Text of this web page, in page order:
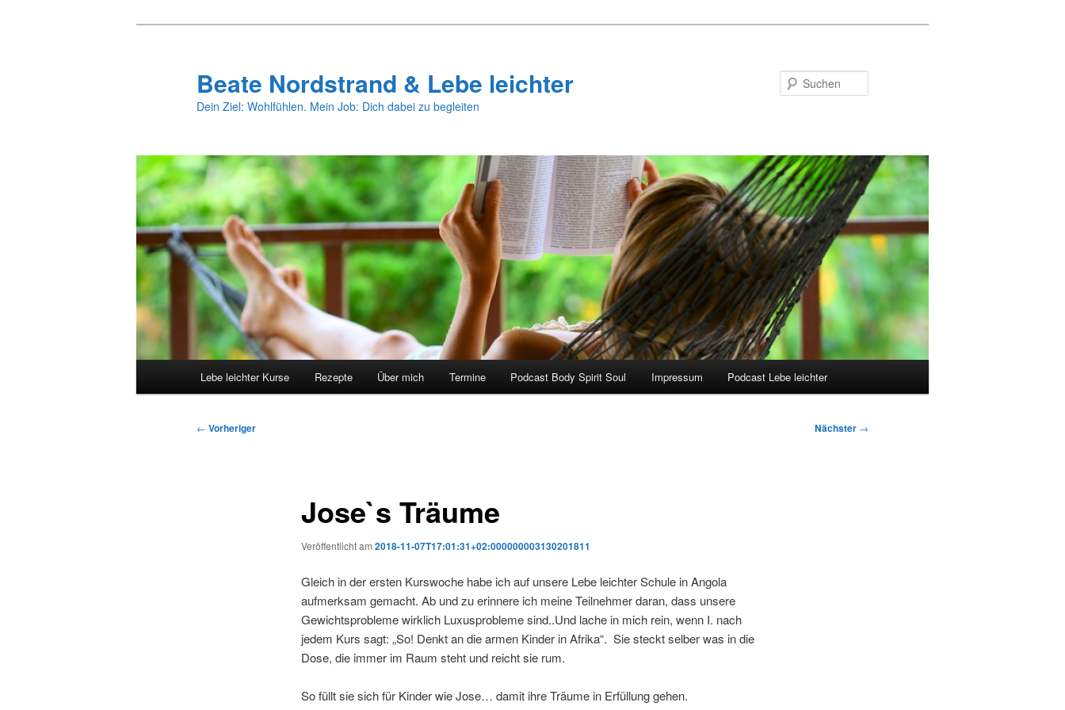
Beate Nordstrand & Lebe leichter
Dein Ziel: Wohlfühlen. Mein Job: Dich dabei zu begleiten
Lebe leichter Kurse Rezepte Über mich Termine Podcast Body Spirit Soul Impressum Podcast Lebe leichter
Beitragsnavigation
← Vorheriger Nächster →
Jose`s Träume
Veröffentlicht am 2018-11-07T17:01:31+02:000000003130201811
Gleich in der ersten Kurswoche habe ich auf unsere Lebe leichter Schule in Angola
aufmerksam gemacht. Ab und zu erinnere ich meine Teilnehmer daran, dass unsere
Gewichtsprobleme wirklich Luxusprobleme sind..Und lache in mich rein, wenn I. nach
jedem Kurs sagt: „So! Denkt an die armen Kinder in Afrika“. Sie steckt selber was in die
Dose, die immer im Raum steht und reicht sie rum.
So füllt sie sich für Kinder wie Jose… damit ihre Träume in Erfüllung gehen.